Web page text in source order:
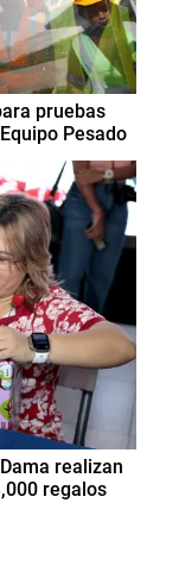
pruebas
Pesado
realizan
regalos